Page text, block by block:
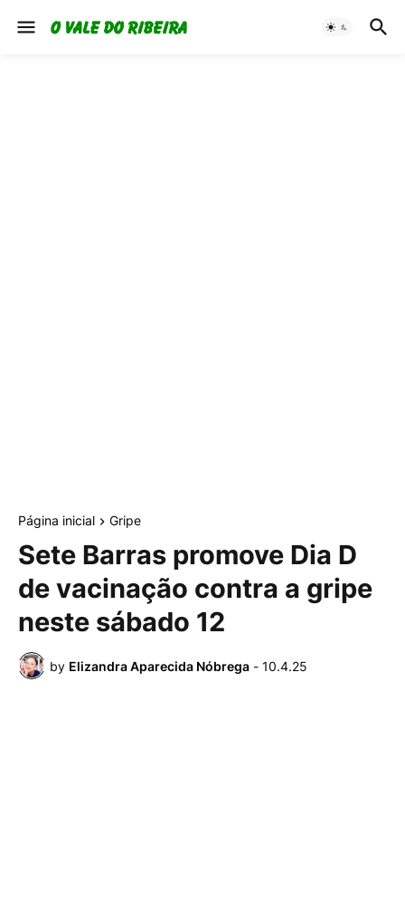
Página inicial Gripe
Sete Barras promove Dia D
de vacinação contra a gripe
neste sábado 12
by Elizandra Aparecida Nóbrega - 10.4.25